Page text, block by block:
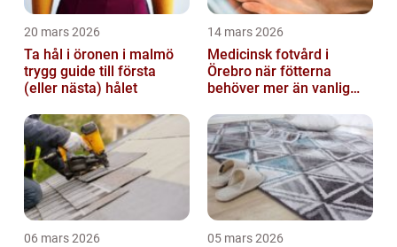
20 mars 2026
Ta hål i öronen i malmö
trygg guide till första
(eller nästa) hålet
14 mars 2026
Medicinsk fotvård i
Örebro när fötterna
behöver mer än vanlig
06 mars 2026 05 mars 2026